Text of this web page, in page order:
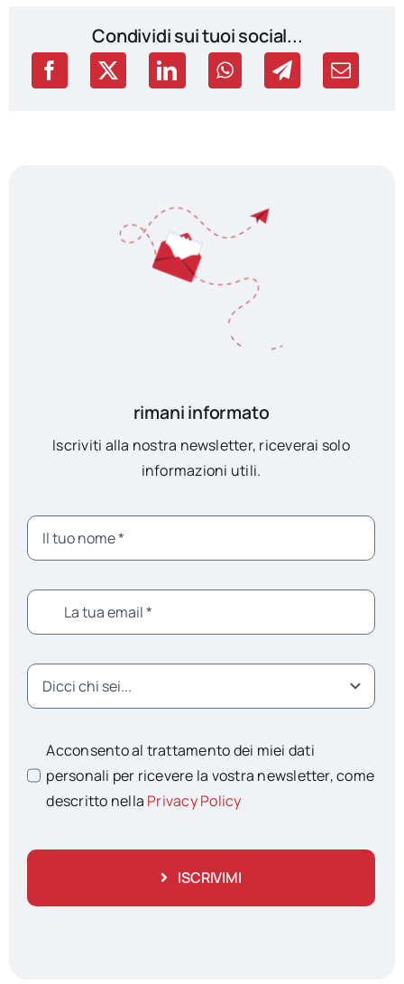
Condividi sui tuoi social...
rimani informato
Iscriviti alla nostra newsletter, riceverai solo
informazioni utili.
Acconsento al trattamento dei miei dati
personali per ricevere la vostra newsletter, come
descritto nella Privacy Policy
ISCRIVIMI